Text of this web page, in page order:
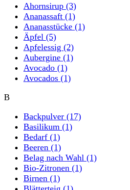
Ahornsirup (3)
Ananassaft (1)
Ananasstücke (1)
Äpfel (5)
Apfelessig (2)
Aubergine (1)
Avocado (1)
Avocados (1)
B
Backpulver (17)
Basilikum (1)
Bedarf (1)
Beeren (1)
Belag nach Wahl (1)
Bio-Zitronen (1)
Birnen (1)